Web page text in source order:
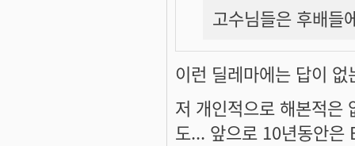
고수님들은 후배들
이런 딜레마에는 답이
저 개인적으로 해본적은
도... 앞으로 10년동안은